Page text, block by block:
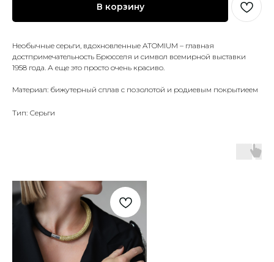
В корзину
Необычные серьги, вдохновленные ATOMIUM – главная
достпримечательность Брюсселя и символ всемирной выставки
1958 года. А еще это просто очень красиво.
Материал: бижутерный сплав с позолотой и родиевым покрытиеем
Тип: Серьги